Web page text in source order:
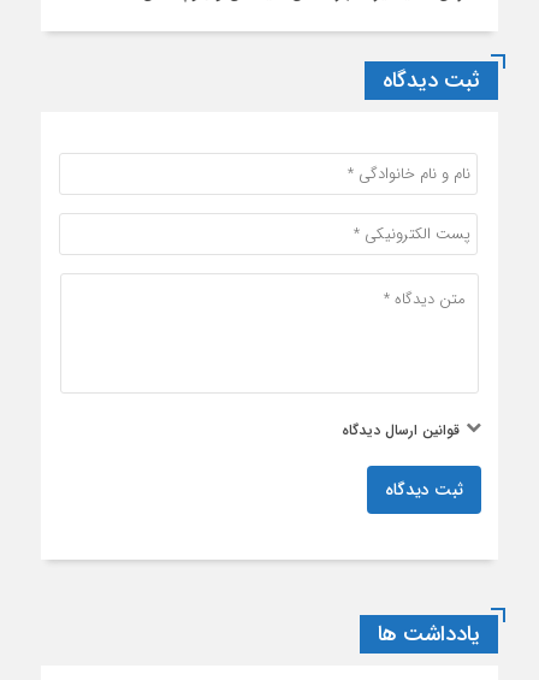
ثبت دیدگاه
قوانین ارسال دیدگاه
ثبت دیدگاه
یادداشت ها